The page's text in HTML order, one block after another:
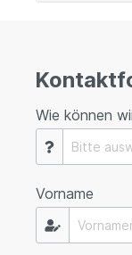
Wie können
Vorname